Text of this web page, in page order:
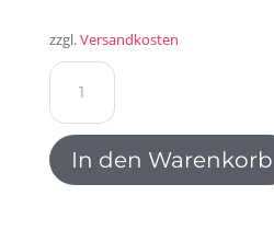
zzgl.Versandkosten
Bachmann
DESK
2
Kabelführung
Inox
In den Warenkorb